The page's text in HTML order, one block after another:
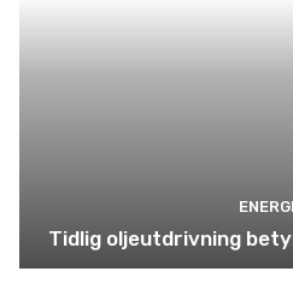
ENERGI
Tidlig oljeutdrivning